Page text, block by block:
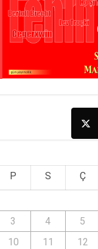
P S Ç
3
4 5
10
11 12